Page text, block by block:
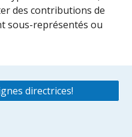
des contributions de
sous-représentés ou
directrices!